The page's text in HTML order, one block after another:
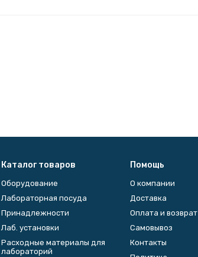
Каталог товаров
Оборудование
Лабораторная посуда
Принадлежности
Лаб. установки
Расходные материалы для
лабораторий
Помощь
О компании
Доставка
Оплата и возврат
Самовывоз
Контакты